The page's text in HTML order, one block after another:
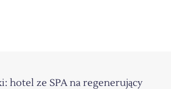
hotel ze SPA na regenerujący